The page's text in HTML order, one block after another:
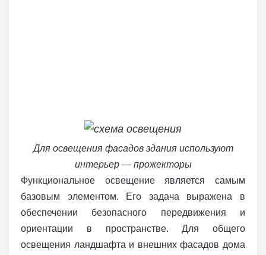
Для освещения фасадов здания используют
интерьер — прожекторы
Функциональное освещение является самым
базовым элементом. Его задача выражена в
обеспечении безопасного передвижения и
ориентации в пространстве. Для общего
освещения ландшафта и внешних фасадов дома